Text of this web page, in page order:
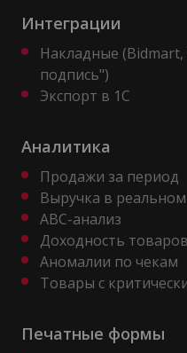
Интеграции
Накладные
подпись")
Экспорт в 1С
Аналитика
Продажи за период
Выручка в
ABC-анализ
Доходность товаров
Аномалии по чекам
Товары с
Печатные формы